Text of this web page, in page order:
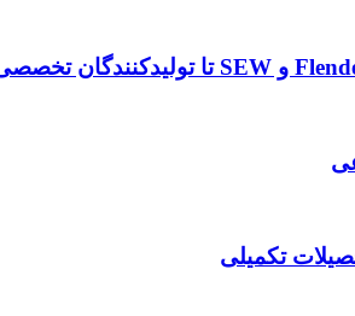
تکمیلی